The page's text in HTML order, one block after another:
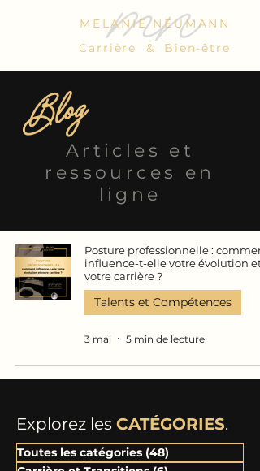
MELANIE NEUMANN
Carrière & Bien-être
Blog
Articles et
ressources en
ligne
Posture professionnelle :
influence-t-elle votre évolution et
votre carrière ?
Talents et Compétences
3 mai 5 min de lecture
Explorez les CATÉGORIES.
Toutes les catégories (48)